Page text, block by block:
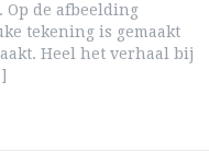
Op de afbeelding
tekening is gemaakt
Heel het verhaal bij